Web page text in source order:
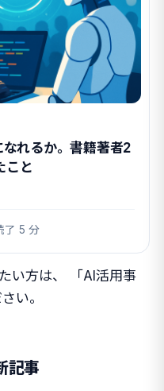
れるか。書籍著者2
こと
了 5 分
い方は、
「AI活用事
い。
記事